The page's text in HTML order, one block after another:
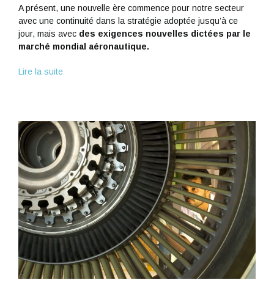
A présent, une nouvelle ère commence pour notre secteur
avec une continuité dans la stratégie adoptée jusqu’à ce
jour, mais avec des exigences nouvelles dictées par le
marché mondial aéronautique.
Lire la suite